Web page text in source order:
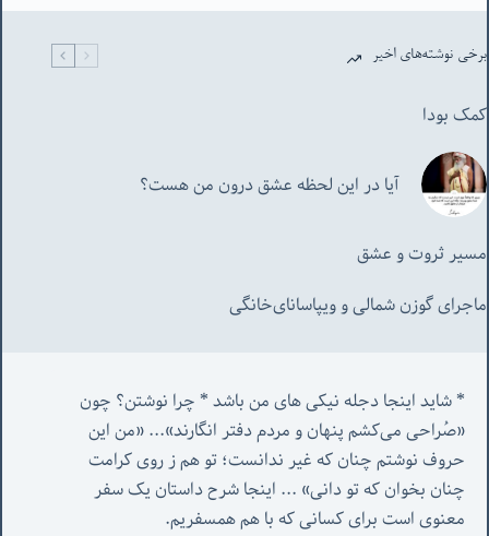
برخی نوشته‌های اخیر
کمک بودا
آیا در این لحظه عشق درون من هست؟
مسیر ثروت و عشق
ماجرای گوزن شمالی و‌ ویپاسانای‌خانگی
«صُراحی می‌کشم پنهان‌ و مردم‌ دفتر انگارند»... «
چنان بخوان که تو دانی» ...
معنوی است برای کسانی که با هم همسفریم.